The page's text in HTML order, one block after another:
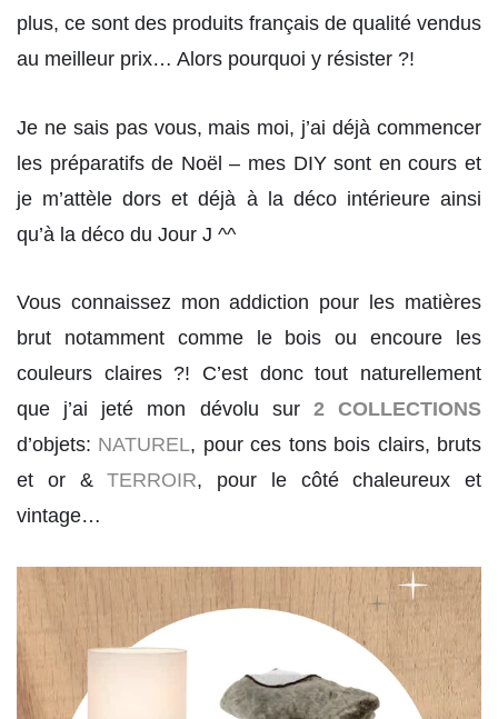
plus, ce sont des produits français de qualité vendus
au meilleur prix… Alors pourquoi y résister ?!
Je ne sais pas vous, mais moi, j’ai déjà commencer
les préparatifs de Noël – mes DIY sont en cours et
je m’attèle dors et déjà à la déco intérieure ainsi
qu’à la déco du Jour J ^^
Vous connaissez mon addiction pour les matières
brut notamment comme le bois ou encoure les
couleurs claires ?! C’est donc tout naturellement
que j’ai jeté mon dévolu sur 2 COLLECTIONS
d’objets: NATUREL, pour ces tons bois clairs, bruts
et or &TERROIR, pour le côté chaleureux et
vintage…